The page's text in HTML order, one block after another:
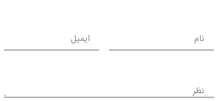
نام ایمیل
نظر